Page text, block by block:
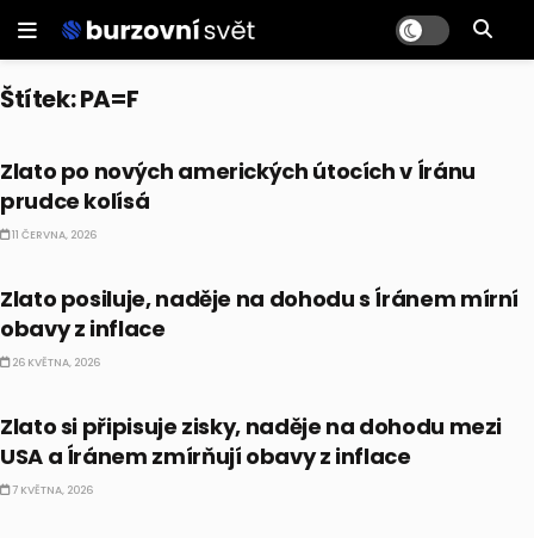
Štítek:PA=F
Zlato po nových amerických útocích v Íránu
prudce kolísá
11 ČERVNA, 2026
Zlato posiluje, naděje na dohodu s Íránem mírní
obavy z inflace
26 KVĚTNA, 2026
Zlato si připisuje zisky, naděje na dohodu mezi
USA a Íránem zmírňují obavy z inflace
7 KVĚTNA, 2026